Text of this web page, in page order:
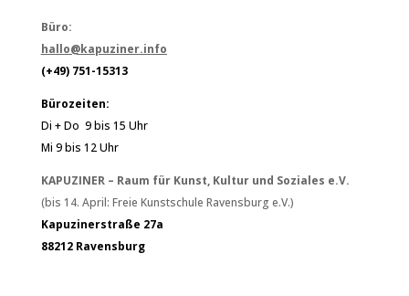
Büro:
hallo@kapuziner.info
(+49) 751-15313
Bürozeiten:
Di + Do 9 bis 15 Uhr
Mi 9 bis 12 Uhr
KAPUZINER – Raum für Kunst, Kultur und Soziales e.V.
(bis 14. April: Freie Kunstschule Ravensburg e.V.)
Kapuzinerstraße 27a
88212 Ravensburg